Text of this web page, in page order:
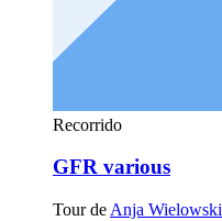
Recorrido
GFR various
Tour de Anja Wielowski